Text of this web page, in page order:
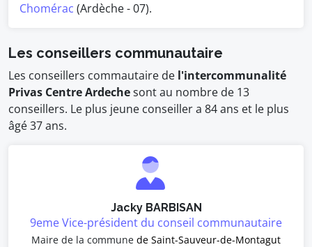
Chomérac (Ardèche - 07).
Les conseillers communautaire
Les conseillers commautaire de l'intercommunalité
Privas Centre Ardechesont au nombre de 13
conseillers. Le plus jeune conseiller a 84 ans et le plus
âgé 37 ans.
Jacky BARBISAN
9eme Vice-président du conseil communautaire
Maire de la commune de Saint-Sauveur-de-Montagut